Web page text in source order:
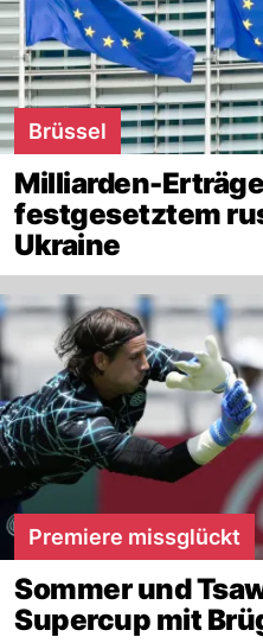
Brüssel
Milliarden-
festgesetztem
Ukraine
Premiere missglückt
Sommer und
Supercup mit